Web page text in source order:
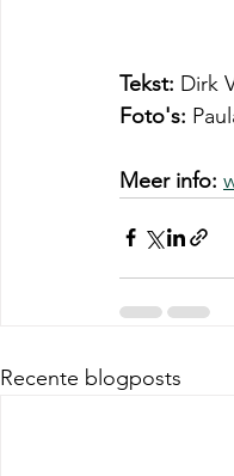
Tekst: Dirk
Foto's:
Meer info:
Recente blogposts